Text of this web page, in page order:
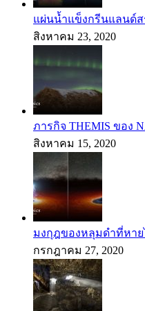
แผ่นน้ำแข็งกรีนแลนด์ส
สิงหาคม 23, 2020
ภารกิจ THEMIS ของ
สิงหาคม 15, 2020
มงกุฎของหลุมดำที่หาย
กรกฎาคม 27, 2020